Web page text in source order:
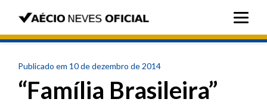
Publicado em 10 de dezembro de 2014
“Família Brasileira”